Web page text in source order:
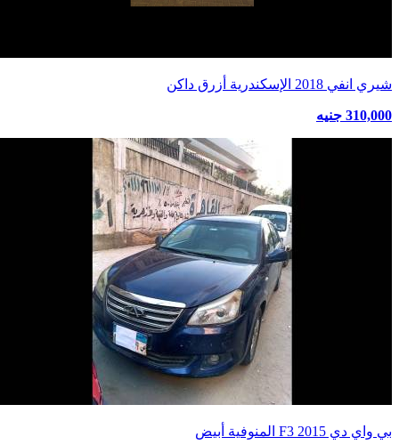
شيري انفي 2018 الإسكندرية أزرق داكن
310,000 جنيه
بي واي دي F3 2015 المنوفية أبيض